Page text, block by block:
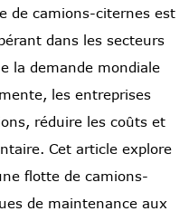
de camions-citernes est
dans les secteurs
la demande mondiale
les entreprises
réduire les coûts et
Cet article explore
flotte de camions-
de maintenance aux